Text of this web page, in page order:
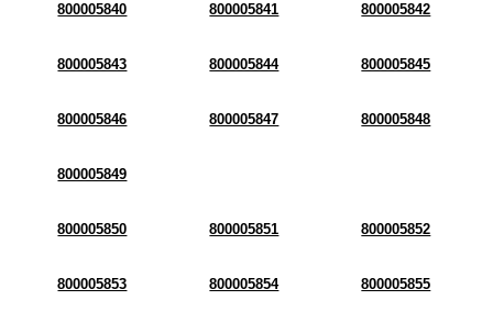
800005840 800005841 800005842
800005843 800005844 800005845
800005846 800005847 800005848
800005849
800005850 800005851 800005852
800005853 800005854 800005855